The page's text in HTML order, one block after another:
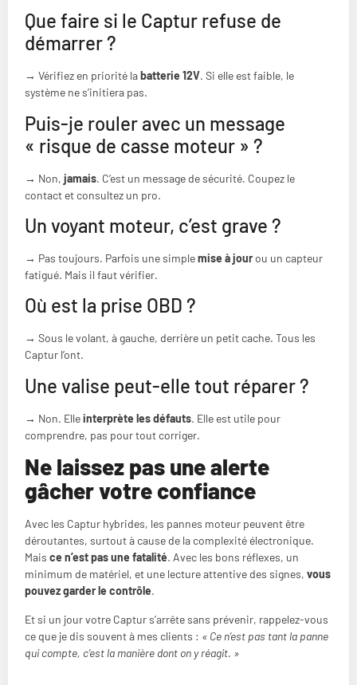
Que faire si le Captur refuse de
démarrer ?
→ Vérifiez en priorité labatterie 12V. Si elle est faible, le
système ne s’initiera pas.
Puis-je rouler avec un message
« risque de casse moteur » ?
→ Non, jamais. C’est un message de sécurité. Coupez le
contact et consultez un pro.
Un voyant moteur, c’est grave ?
→ Pas toujours. Parfois une simplemise à jour ou un capteur
fatigué. Mais il faut vérifier.
Où est la prise OBD ?
→ Sous le volant, à gauche, derrière un petit cache. Tous les
Captur l’ont.
Une valise peut-elle tout réparer ?
→ Non. Elleinterprète les défauts. Elle est utile pour
comprendre, pas pour tout corriger.
Ne laissez pas une alerte
gâcher votre confiance
Avec les Captur hybrides, les pannes moteur peuvent être
déroutantes, surtout à cause de la complexité électronique.
Mais ce n’est pas une fatalité. Avec les bons réflexes, un
minimum de matériel, et une lecture attentive des signes, vous
pouvez garder le contrôle.
Et si un jour votre Captur s’arrête sans prévenir, rappelez-vous
ce que je dis souvent à mes clients : « Ce n’est pas tant la panne
qui compte, c’est la manière dont on y réagit. »